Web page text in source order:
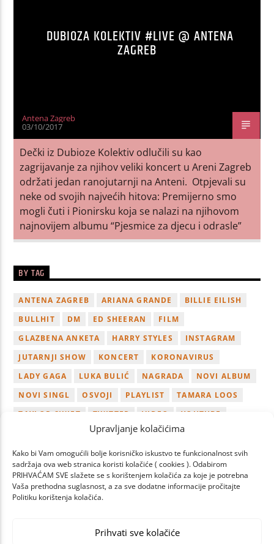
Upravljanje kolačićima
Kako bi Vam omogućili bolje korisničko iskustvo te funkcionalnost svih
sadržaja ova web stranica koristi kolačiće ( cookies ). Odabirom
PRIHVAĆAM SVE slažete se s korištenjem kolačića za koje je potrebna
Vaša prethodna suglasnost, a za sve dodatne informacije pročitajte
Politiku korištenja kolačića.
Prihvati sve kolačiće
DUBIOZA KOLEKTIV #LIVE @ ANTENA
ZAGREB
Antena Zagreb
03/10/2017
Dečki iz Dubioze Kolektiv odlučili su kao
zagrijavanje za njihov veliki koncert u Areni Zagreb
održati jedan ranojutarnji na Anteni. Otpjevali su
neke od svojih najvećih hitova: Premijerno smo
mogli čuti i Pionirsku koja se nalazi na njihovom
najnovijem albumu “Pjesmice za djecu i odrasle”
BY TAG
ANTENA ZAGREB ARIANA GRANDE
BILLIE EILISH
BULLHIT
DM ED SHEERAN
FILM
GLAZBENA ANKETA
HARRY STYLES
INSTAGRAM
JUTARNJI SHOW
KONCERT
KORONAVIRUS
LADY GAGA
LUKA BULIĆ NAGRADA
NOVI ALBUM
NOVI SINGL
OSVOJI PLAYLIST
TAMARA LOOS
TAYLOR SWIFT
TWITTER VIDEO
YOUTUBE